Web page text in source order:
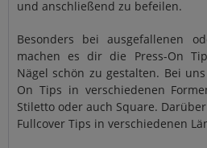
und anschließend zu befeilen.
Besonders bei ausgefallenen
machen es dir die Press-On
Nägel schön zu gestalten. Bei
On Tips in verschiedenen
Stiletto oder auch Square.
Fullcover Tips in verschiedenen